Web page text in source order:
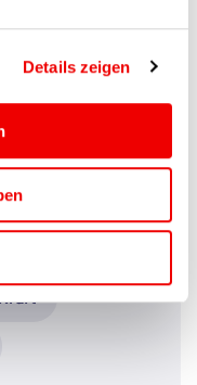
Details zeigen
Banking